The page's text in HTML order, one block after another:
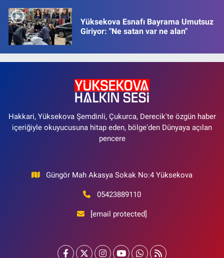
Yüksekova Esnafı Bayrama Umutsuz
Giriyor: "Ne satan var ne alan"
Hakkari, Yüksekova Şemdinli, Çukurca, Derecik'te özgün haber
içeriğiyle okuyucusuna hitap eden, bölge'den Dünyaya açılan
pencere
Güngör Mah Akasya Sokak No:4 Yüksekova
05423889110
[email protected]